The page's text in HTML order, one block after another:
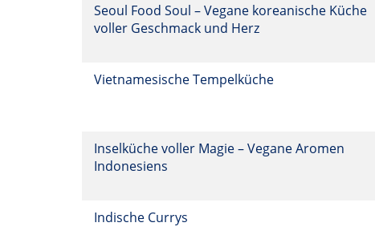
Seoul Food Soul – Vegane koreanische Küche
voller Geschmack und Herz
Vietnamesische Tempelküche
Inselküche voller Magie – Vegane Aromen
Indonesiens
Indische Currys